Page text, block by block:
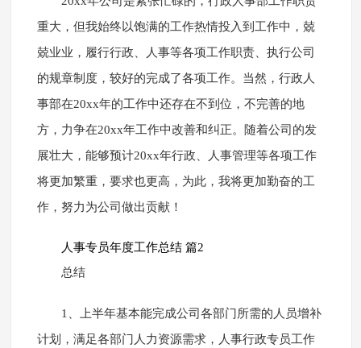
重大，但我始终以饱满的工作热情投入到工作中，兢
兢业业，履行行政、人事等各项工作职责、执行公司
的规章制度，较好的完成了各项工作。当然，行政人
事部在20xx年的工作中还存在不到位，不完善的地
方，力争在20xx年工作中改善和纠正。随着公司的发
展壮大，能够预计20xx年行政、人事管理等各项工作
将更加繁重，要求也更高，为此，我将更加勤奋的工
作，努力为公司做出贡献！
人事专员年度工作总结 篇2
总结
1、上半年基本能完成公司各部门所需的人员增补
计划，满足各部门人力资源需求，人事行政专员工作